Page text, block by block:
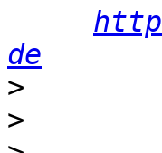
de
>
>